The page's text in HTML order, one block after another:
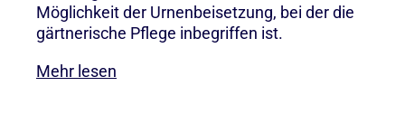
Möglichkeit der Urnenbeisetzung, bei der die
gärtnerische Pflege inbegriffen ist.
Mehr lesen